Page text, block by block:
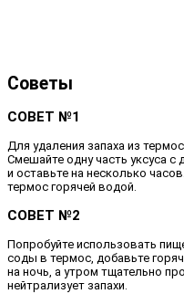
Советы
СОВЕТ №1
Для удаления запаха из
Смешайте одну часть уксуса
и оставьте на несколько
термос горячей водой.
СОВЕТ №2
Попробуйте использовать
соды в термос, добавьте
на ночь, а утром тщательно
нейтрализует запахи.